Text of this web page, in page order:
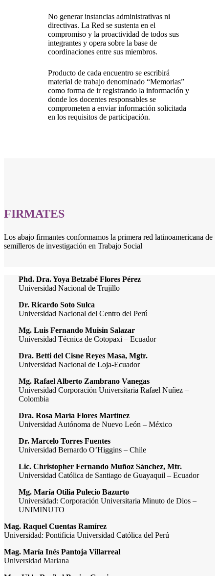
No generar instancias administrativas ni
directivas. La Red se sustenta en el
compromiso y la proactividad de todos sus
integrantes y opera sobre la base de
coordinaciones entre sus miembros.
Producto de cada encuentro se escribirá
material de trabajo denominado “Memorias”
como forma de ir registrando la información y
donde los docentes responsables se
comprometen a enviar información solicitada
en los requisitos de participación.
FIRMATES
Los abajo firmantes conformamos la primera red latinoamericana de
semilleros de investigación en Trabajo Social
Phd. Dra. Yoya Betzabé Flores Pérez
Universidad Nacional de Trujillo
Dr. Ricardo Soto Sulca
Universidad Nacional del Centro del Perú
Mg. Luis Fernando Muisin Salazar
Universidad Técnica de Cotopaxi – Ecuador
Dra. Betti del Cisne Reyes Masa, Mgtr.
Universidad Nacional de Loja-Ecuador
Mg. Rafael Alberto Zambrano Vanegas
Universidad Corporación Universitaria Rafael Nuñez –
Colombia
Dra. Rosa María Flores Martínez
Universidad Autónoma de Nuevo León – México
Dr. Marcelo Torres Fuentes
Universidad Bernardo O’Higgins – Chile
Lic. Christopher Fernando Muñoz Sánchez, Mtr.
Universidad Católica de Santiago de Guayaquil – Ecuador
Mg. María Otilia Pulecio Bazurto
Universidad: Corporación Universitaria Minuto de Dios –
UNIMINUTO
Mag. Raquel Cuentas Ramírez
Universidad: Pontificia Universidad Católica del Perú
Mag. María Inés Pantoja Villarreal
Universidad Mariana